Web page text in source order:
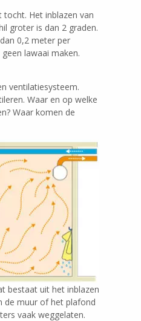
Het inblazen van
groter is dan 2 graden.
0,2 meter per
lawaai maken.
ventilatiesysteem.
Waar en op welke
Waar komen de
bestaat uit het inblazen
de muur of het plafond
vaak weggelaten.